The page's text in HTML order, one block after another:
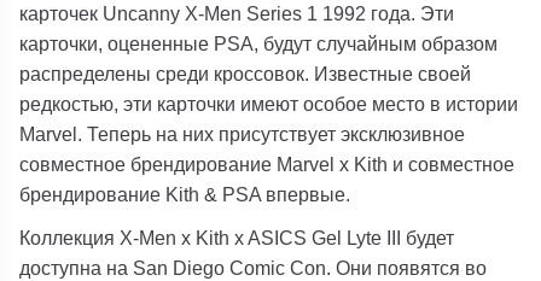
карточек Uncanny X-Men Series 1 1992 года. Эти
карточки, оцененные PSA, будут случайным образом
распределены среди кроссовок. Известные своей
редкостью, эти карточки имеют особое место в истории
Marvel. Теперь на них присутствует эксклюзивное
совместное брендирование Marvel x Kith и совместное
брендирование Kith & PSA впервые.
Коллекция X-Men x Kith x ASICS Gel Lyte III будет
доступна на San Diego Comic Con. Они появятся во